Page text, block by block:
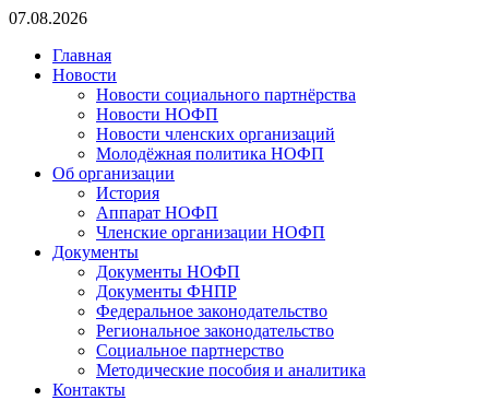
Перейти
содержимому
07.08.2026
Главная
Новости
Новости социального партнёрства
Новости НОФП
Новости членских организаций
Молодёжная политика НОФП
Об организации
История
Аппарат НОФП
Членские организации НОФП
Документы
Документы НОФП
Документы ФНПР
Федеральное законодательство
Региональное законодательство
Социальное партнерство
Методические пособия и аналитика
Контакты